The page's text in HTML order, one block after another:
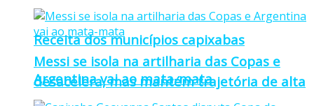
Receita dos municípios capixabas
desacelera, mas mantém trajetória de alta
Messi se isola na artilharia das Copas e
Argentina vai ao mata-mata